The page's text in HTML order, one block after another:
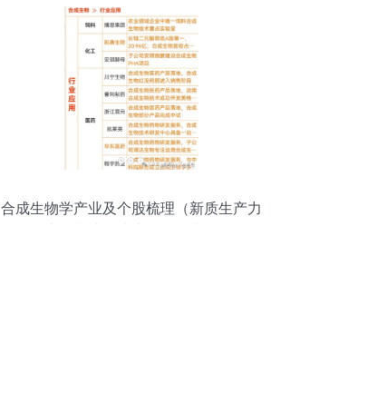
合成生物学产业及个股梳理（新质生产力